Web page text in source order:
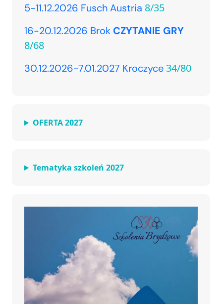
5-11.12.2026 Fusch Austria 8/35
16-20.12.2026 Brok CZYTANIE GRY
8/68
30.12.2026-7.01.2027 Kroczyce34/80
OFERTA 2027
Tematyka szkoleń 2027